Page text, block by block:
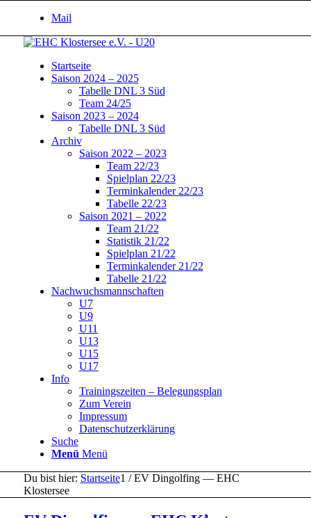
Mail
Startseite
Saison 2024 – 2025
Tabelle DNL 3 Süd
Team 24/25
Saison 2023 – 2024
Tabelle DNL 3 Süd
Archiv
Saison 2022 – 2023
Team 22/23
Spielplan 22/23
Terminkalender 22/23
Tabelle 22/23
Saison 2021 – 2022
Team 21/22
Statistik 21/22
Spielplan 21/22
Terminkalender 21/22
Tabelle 21/22
Nachwuchsmannschaften
U7
U9
U11
U13
U15
U17
Info
Trainingszeiten – Belegungsplan
Zum Verein
Impressum
Datenschutzerklärung
Suche
Menü Menü
Du bist hier: Startseite1 / EV Dingolfing — EHC
Klostersee